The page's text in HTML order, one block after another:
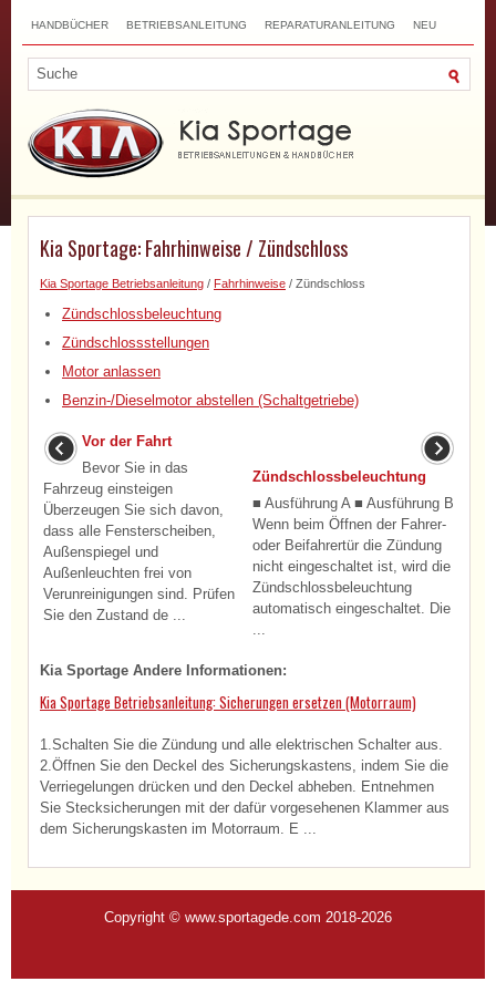
HANDBÜCHER BETRIEBSANLEITUNG REPARATURANLEITUNG NEU
Kia Sportage: Fahrhinweise / Zündschloss
Kia Sportage Betriebsanleitung / Fahrhinweise / Zündschloss
Zündschlossbeleuchtung
Zündschlossstellungen
Motor anlassen
Benzin-/Dieselmotor abstellen (Schaltgetriebe)
Vor der Fahrt
Bevor Sie in das
Fahrzeug einsteigen
Überzeugen Sie sich davon,
dass alle Fensterscheiben,
Außenspiegel und
Außenleuchten frei von
Verunreinigungen sind. Prüfen
Sie den Zustand de ...
Zündschlossbeleuchtung
■ Ausführung A ■ Ausführung B
Wenn beim Öffnen der Fahrer-
oder Beifahrertür die Zündung
nicht eingeschaltet ist, wird die
Zündschlossbeleuchtung
automatisch eingeschaltet. Die
...
Kia Sportage Andere Informationen:
Kia Sportage Betriebsanleitung: Sicherungen ersetzen (Motorraum)
1.Schalten Sie die Zündung und alle elektrischen Schalter aus.
2.Öffnen Sie den Deckel des Sicherungskastens, indem Sie die
Verriegelungen drücken und den Deckel abheben. Entnehmen
Sie Stecksicherungen mit der dafür vorgesehenen Klammer aus
dem Sicherungskasten im Motorraum. E ...
Copyright © www.sportagede.com 2018-2026